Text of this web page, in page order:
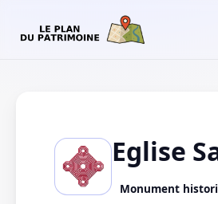
Eglise
Monument